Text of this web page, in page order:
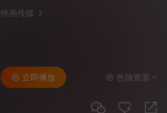
映画传媒
立即播放 色猫资源